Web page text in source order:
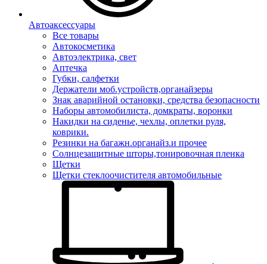
Автоаксессуары
Все товары
Автокосметика
Автоэлектрика, свет
Аптечка
Губки, салфетки
Держатели моб.устройств,органайзеры
Знак аварийной остановки, средства безопасности
Наборы автомобилиста, домкраты, воронки
Накидки на сиденье, чехлы, оплетки руля,
коврики.
Резинки на багажн.органайз.и прочее
Солнцезащитные шторы,тонировочная пленка
Щетки
Щетки стеклоочистителя автомобильные